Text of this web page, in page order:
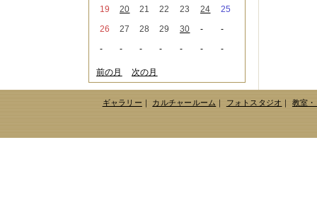
2020年11月（6件）
2020年09月（5件）
2020年06月（2件）
2020年04月（4件）
2020年03月（9件）
2020年02月（3件）
2020年01月（5件）
2019年12月（3件）
19
20 21 22 23 24
25
26
27 28 29 30 -
-
-
- - - - - -
前の月 次の月
ギャラリー｜ カルチャールーム｜ フォトスタジオ｜ 教室